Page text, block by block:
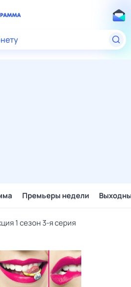
Премьеры недели
1 сезон 3-я серия